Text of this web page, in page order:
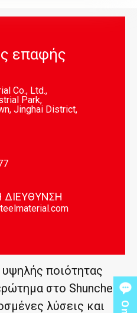
επαφής
Co., Ltd.,
Park,
Jinghai District,
ΔΙΕΥΘΥΝΣΗ
ποιότητας
στο Shunchen.
λύσεις και